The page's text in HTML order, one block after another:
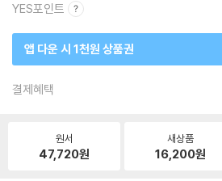
YES포인트
앱 다운 시 1천원 상품권
결제혜택
원서
47,720원
새상품
16,200원